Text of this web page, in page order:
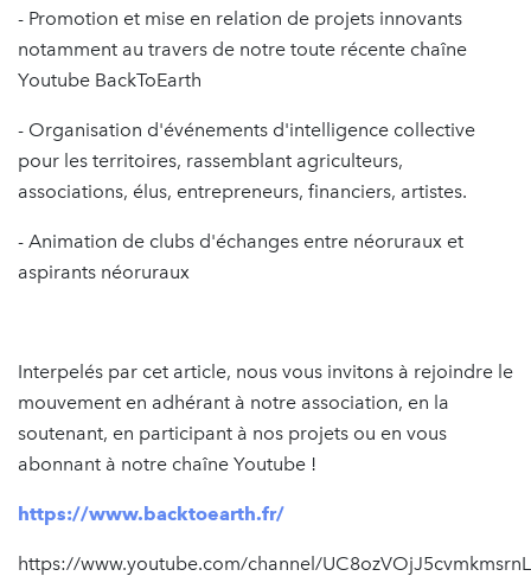
- Promotion et mise en relation de projets innovants
notamment au travers de notre toute récente chaîne
Youtube BackToEarth
- Organisation d'événements d'intelligence collective
pour les territoires, rassemblant agriculteurs,
associations, élus, entrepreneurs, financiers, artistes.
- Animation de clubs d'échanges entre néoruraux et
aspirants néoruraux
Interpelés par cet article, nous vous invitons à rejoindre le
mouvement en adhérant à notre association, en la
soutenant, en participant à nos projets ou en vous
abonnant à notre chaîne Youtube !
https://www.backtoearth.fr/
https://www.youtube.com/channel/